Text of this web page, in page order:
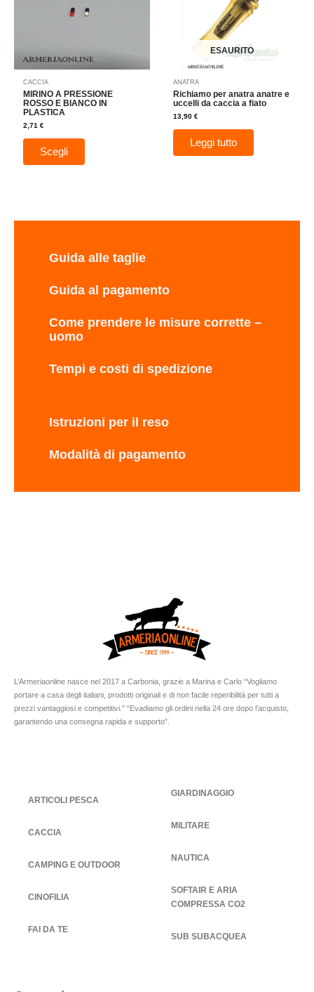
CACCIA
MIRINO A PRESSIONE
ROSSO E BIANCO IN
PLASTICA
2,71€
Scegli
Le
scelte
del
ESAURITO
ANATRA
Richiamo per anatra anatre e
uccelli da caccia a fiato
13,90€
Leggi tutto
Guida alle taglie
Guida al pagamento
Come prendere le misure corrette –
uomo
Tempi e costi di spedizione
Istruzioni per il reso
Modalità di pagamento
L’Armeriaonline nasce nel 2017 a Carbonia, grazie a Marina e Carlo “Vogliamo
portare a casa degli italiani, prodotti originali e di non facile reperibilità per tutti a
prezzi vantaggiosi e competitivi.” “Evadiamo gli ordini nella 24 ore dopo l’acquisto,
garantendo una consegna rapida e supporto”.
ARTICOLI PESCA
CACCIA
CAMPING E OUTDOOR
CINOFILIA
FAI DA TE
GIARDINAGGIO
MILITARE
NAUTICA
SOFTAIR E ARIA
COMPRESSA CO2
SUB SUBACQUEA